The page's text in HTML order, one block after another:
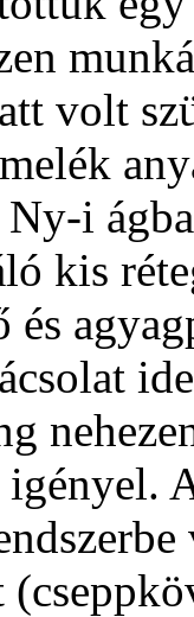
volt
i
kis
és
igényel.